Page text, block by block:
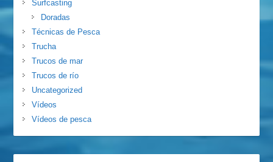
Surfcasting
Doradas
Técnicas de Pesca
Trucha
Trucos de mar
Trucos de río
Uncategorized
Vídeos
Vídeos de pesca